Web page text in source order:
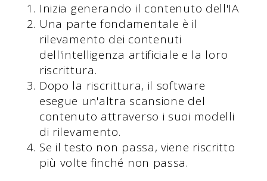
Inizia generando il contenuto dell'IA
Una parte fondamentale è il
rilevamento dei contenuti
dell'intelligenza artificiale e la loro
riscrittura.
Dopo la riscrittura, il software
esegue un'altra scansione del
contenuto attraverso i suoi modelli
di rilevamento.
Se il testo non passa, viene riscritto
più volte finché non passa.